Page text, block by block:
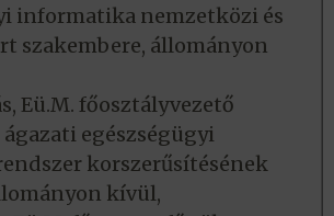
informatika nemzetközi és
szakembere, állományon
Eü.M. főosztályvezető
egészségügyi
korszerűsítésének
kívül,